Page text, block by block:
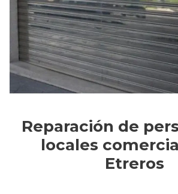
Reparación de
locales
Etreros